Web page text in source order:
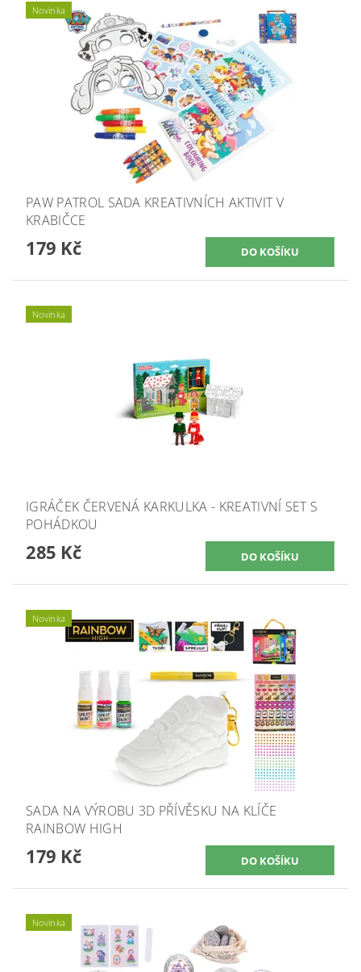
Novinka
PAW PATROL SADA KREATIVNÍCH AKTIVIT V
KRABIČCE
179 Kč
Novinka
IGRÁČEK ČERVENÁ KARKULKA - KREATIVNÍ SET S
POHÁDKOU
285 Kč
Novinka
SADA NA VÝROBU 3D PŘÍVĚSKU NA KLÍČE
RAINBOW HIGH
179 Kč
Novinka